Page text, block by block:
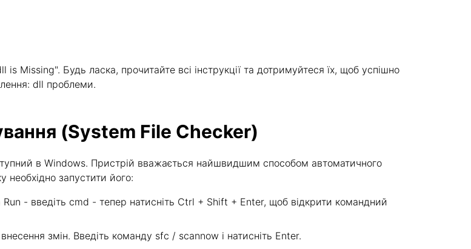
Missing". Будь ласка, прочитайте всі інструкції та дотримуйтеся їх, щоб успішно
dll проблеми.
(System File Checker)
в Windows. Пристрій вважається найшвидшим способом автоматичного
запустити його:
Run - введіть cmd - тепер натисніть Ctrl + Shift + Enter, щоб відкрити командний
змін. Введіть команду sfc / scannow і натисніть Enter.